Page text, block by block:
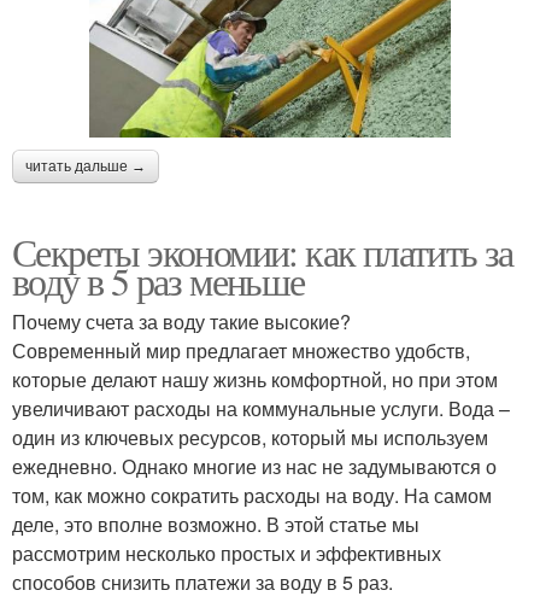
читать дальше →
Секреты экономии: как платить за
воду в 5 раз меньше
Почему счета за воду такие высокие?
Современный мир предлагает множество удобств,
которые делают нашу жизнь комфортной, но при этом
увеличивают расходы на коммунальные услуги. Вода –
один из ключевых ресурсов, который мы используем
ежедневно. Однако многие из нас не задумываются о
том, как можно сократить расходы на воду. На самом
деле, это вполне возможно. В этой статье мы
рассмотрим несколько простых и эффективных
способов снизить платежи за воду в 5 раз.